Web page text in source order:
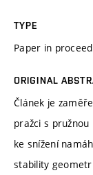
TYPE
Paper in
ORIGINAL
Článek je
pražci s
ke snížení
stability